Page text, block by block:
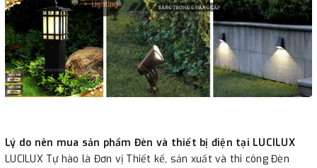
Lý do nên mua sản phẩm Đèn và thiết bị điện tại LUCILUX
LUCILUX Tự hào là Đơn vị Thiết kế, sản xuất và thi công Đèn